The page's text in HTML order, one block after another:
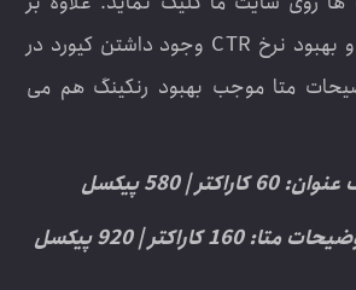
بحث جذب کاربر و بهبود نرخ CTR وجود داشتن کیورد در
متا موجب بهبود رنکینگ هم می
| 580 پیکسل
کاراکتر | 920 پیکسل